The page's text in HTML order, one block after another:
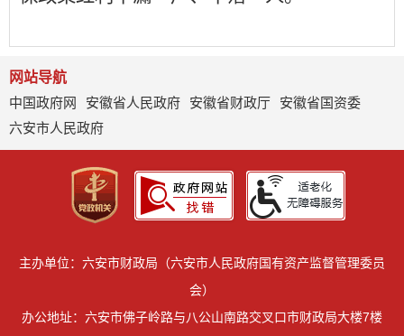
网站导航
中国政府网
安徽省人民政府 安徽省财政厅
安徽省国资委
六安市人民政府
主办单位：六安市财政局（六安市人民政府国有资产监督管理委员
会）
办公地址：六安市佛子岭路与八公山南路交叉口市财政局大楼7楼